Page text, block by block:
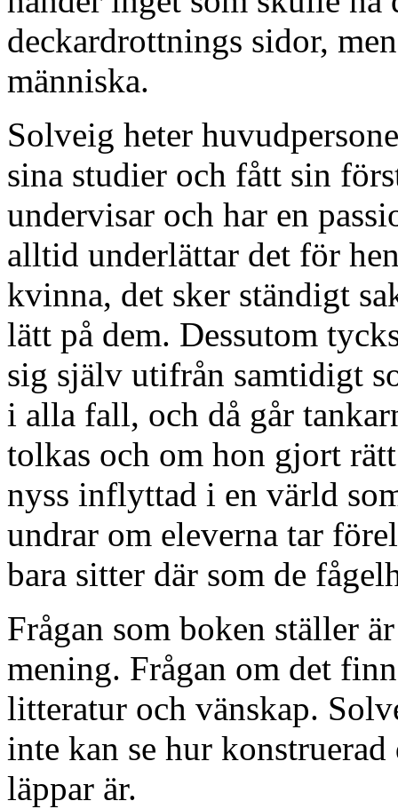
deckardrottnings sidor,
människa.
Solveig heter
sina studier och fått sin
undervisar och har en
alltid underlättar det för
kvinna, det sker ständigt
lätt på dem. Dessutom
sig själv utifrån samtidigt
i alla fall, och då går
tolkas och om hon gjort
nyss inflyttad i en värld
undrar om eleverna tar
bara sitter där som de
Frågan som boken ställer
mening. Frågan om det
litteratur och vänskap.
inte kan se hur
läppar är.